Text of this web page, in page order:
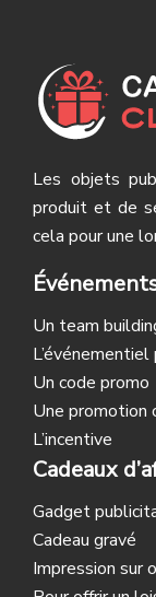
Les objets
produit et de
cela pour une
Un team
L’événementiel
Un code promo
Une promotion
L’incentive
Cadeaux
Gadget
Cadeau gravé
Impression sur